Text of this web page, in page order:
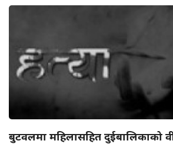
बुटवलमा महिलासहित दुईबालिकाको